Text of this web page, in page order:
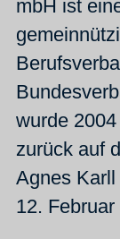
mbH ist
wurde
zurück auf
Agnes
12.